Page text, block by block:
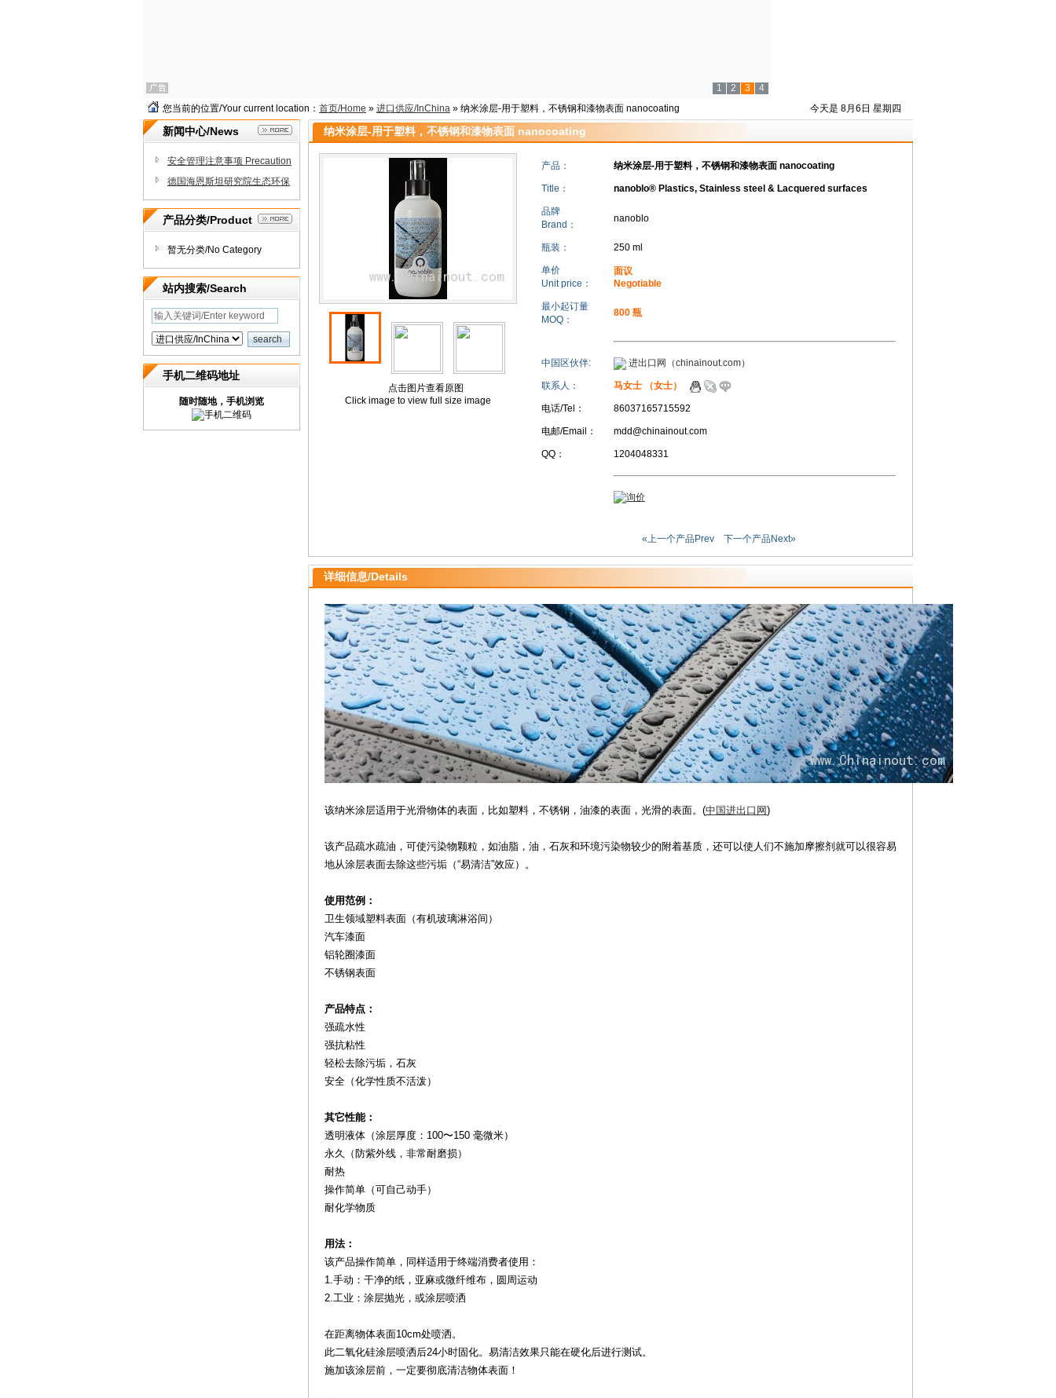
1 2 3
4
今天是 8月6日 星期四
您当前的位置/Your current location： 首页/Home » 进口供应/InChina » 纳米涂层-用于塑料，不锈钢和漆物表面 nanocoating
新闻中心/News
安全管理注意事项 Precaution
s for safe handling
德国海恩斯坦研究院生态环保
认证ECO-Passport certificate
产品分类/Product
暂无分类/No Category
站内搜索/Search
手机二维码地址
随时随地，手机浏览
纳米涂层-用于塑料，不锈钢和漆物表面 nanocoating
点击图片查看原图
Click image to view full size image
产品： 纳米涂层-用于塑料，不锈钢和漆物表面 nanocoating
Title： nanoblo® Plastics, Stainless steel & Lacquered surfaces
品牌
Brand：
nanoblo
瓶装： 250 ml
单价
Unit price：
面议
Negotiable
最小起订量
MOQ：
800 瓶
中国区伙伴: 进出口网（chinainout.com）
联系人： 马女士 （女士）
电话/Tel： 86037165715592
电邮/Email： mdd@chinainout.com
QQ： 1204048331
«上一个产品Prev 下一个产品Next»
详细信息/Details
该纳米涂层适用于光滑物体的表面，比如塑料，不锈钢，油漆的表面，光滑的表面。(中国进出口网)
该产品疏水疏油，可使污染物颗粒，如油脂，油，石灰和环境污染物较少的附着基质，还可以使人们不施加摩擦剂就可以很容易
地从涂层表面去除这些污垢（“易清洁”效应）。
使用范例：
卫生领域塑料表面（有机玻璃淋浴间）
汽车漆面
铝轮圈漆面
不锈钢表面
产品特点：
强疏水性
强抗粘性
轻松去除污垢，石灰
安全（化学性质不活泼）
其它性能：
透明液体（涂层厚度：100〜150 毫微米）
永久（防紫外线，非常耐磨损）
耐热
操作简单（可自己动手）
耐化学物质
用法：
该产品操作简单，同样适用于终端消费者使用：
1.手动：干净的纸，亚麻或微纤维布，圆周运动
2.工业：涂层抛光，或涂层喷洒
在距离物体表面10cm处喷洒。
此二氧化硅涂层喷洒后24小时固化。易清洁效果只能在硬化后进行测试。
施加该涂层前，一定要彻底清洁物体表面！